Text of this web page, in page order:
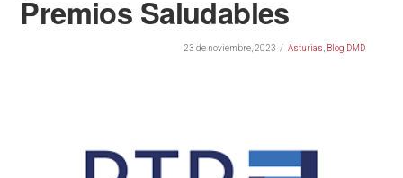
Premios Saludables
23 de noviembre, 2023 Asturias Blog DMD